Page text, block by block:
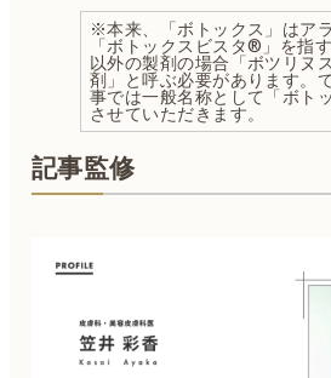
※本来、「ボトックス」はア
「ボトックスビスタ®」を指
以外の製剤の場合「ボツリヌ
剤」と呼ぶ必要があります。
事では一般名称として「ボト
させていただきます。
記事監修